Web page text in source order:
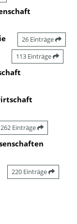
26 Einträge
113 Einträge
262 Einträge
220 Einträge